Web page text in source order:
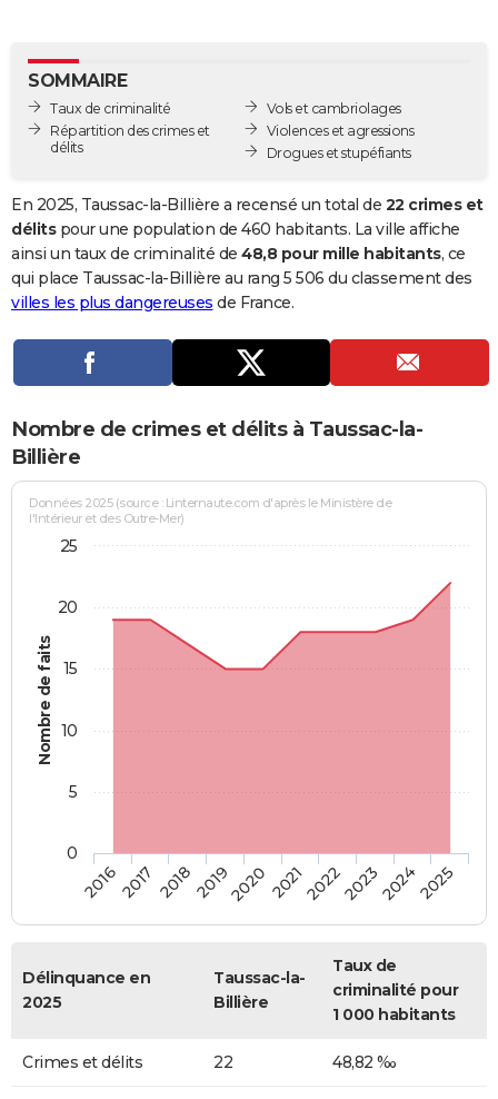
GUIDES D'ACHAT
BONS PLANS
Carte de Noël
Carte Bonne année
Carte Saint-Valentin
Carte Pâques
Carte d'anniversaire
DICTIONNAIRE
Dictionnaire
Biographies
Citations
Expressions
Proverbes
PROGRAMME TV
COPAINS D'AVANT
S'inscrire
Se connecter
Lycées
Collèges
Primaires
Universités
Entreprises
Service militaire
Avis de recherche
AVIS DE DÉCÈS
FORUM
Bricolage
Lifestyle
Culture
Sport
Auto
Television
Voyage
Cinema
SOMMAIRE
Taux de criminalité
Répartition des crimes et
délits
Vols et cambriolages
Violences et agressions
Drogues et stupéfiants
En 2025, Taussac-la-Billière a recensé un total de 22 crimes et
délitspour une population de 460 habitants. La ville affiche
ainsi un taux de criminalité de 48,8 pour mille habitants, ce
qui place Taussac-la-Billière au rang 5 506 du classement des
villes les plus dangereuses de France.
Nombre de crimes et délits à Taussac-la-
Billière
Nombre de faits
Données 2025 (source : Linternaute.com d'après le Ministère de
l'Intérieur et des Outre-Mer)
20162017 20182019202020212022202320242025
0
5
10
15
20
25
Délinquance en
2025
Taussac-la-
Billière
Taux de
criminalité pour
1 000 habitants
Crimes et délits 22 48,82 ‰